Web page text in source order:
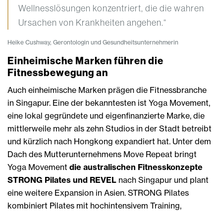
Wellnesslösungen konzentriert, die die wahren
Ursachen von Krankheiten angehen.“
Heike Cushway, Gerontologin und Gesundheitsunternehmerin
Einheimische Marken führen die
Fitnessbewegung an
Auch einheimische Marken prägen die Fitnessbranche
in Singapur. Eine der bekanntesten ist Yoga Movement,
eine lokal gegründete und eigenfinanzierte Marke, die
mittlerweile mehr als zehn Studios in der Stadt betreibt
und kürzlich nach Hongkong expandiert hat. Unter dem
Dach des Mutterunternehmens Move Repeat bringt
Yoga Movement die australischen Fitnesskonzepte
STRONG Pilates und REVEL nach Singapur und plant
eine weitere Expansion in Asien. STRONG Pilates
kombiniert Pilates mit hochintensivem Training,